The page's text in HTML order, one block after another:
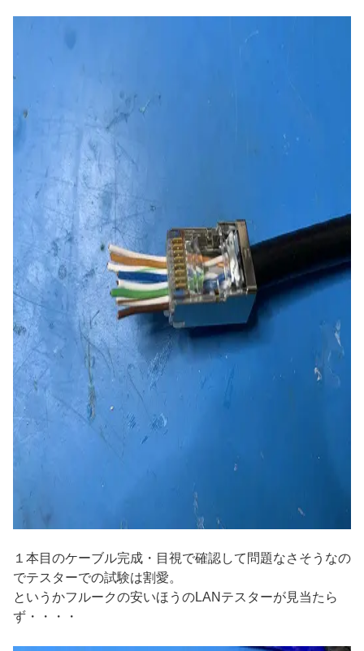
１本目のケーブル完成・目視で確認して問題なさそうなの
でテスターでの試験は割愛。
というかフルークの安いほうのLANテスターが見当たら
ず・・・・